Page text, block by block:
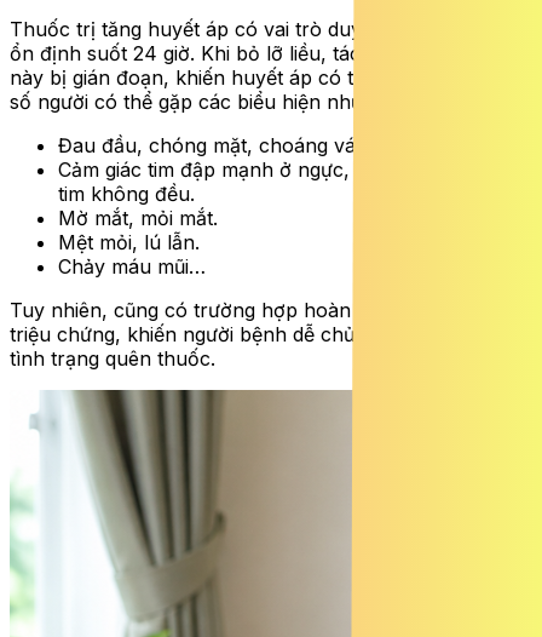
Thuốc trị tăng huyết áp có vai trò duy trì mức huyết áp
ổn định suốt 24 giờ. Khi bỏ lỡ liều, tác dụng kiểm soát
này bị gián đoạn, khiến huyết áp có thể dao động. Một
số người có thể gặp các biểu hiện như:
Đau đầu, chóng mặt, choáng váng, ù tai.
Cảm giác tim đập mạnh ở ngực, cổ hoặc tai, nhịp
tim không đều.
Mờ mắt, mỏi mắt.
Mệt mỏi, lú lẫn.
Chảy máu mũi…
Tuy nhiên, cũng có trường hợp hoàn toàn không có
triệu chứng, khiến người bệnh dễ chủ quan và lặp lại
tình trạng quên thuốc.